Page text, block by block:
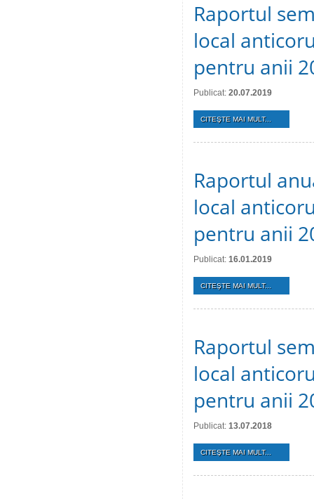
Raportul
local
pentru anii
Publicat: 20.07.2019
CITEŞTE MAI MULT...
Raportul
local
pentru anii
Publicat: 16.01.2019
CITEŞTE MAI MULT...
Raportul
local
pentru anii
Publicat: 13.07.2018
CITEŞTE MAI MULT...